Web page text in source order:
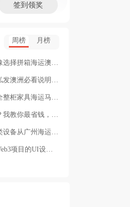
签到领奖
周榜 月榜
or整柜海运悉尼墨尔本的朋友
类家具熏蒸杀毒再可海运布里
西亚怡保的保姆式海运攻略！
省钱，最方便的方法
澳洲堪培拉过海关需要提供什
的UI设计，或qian